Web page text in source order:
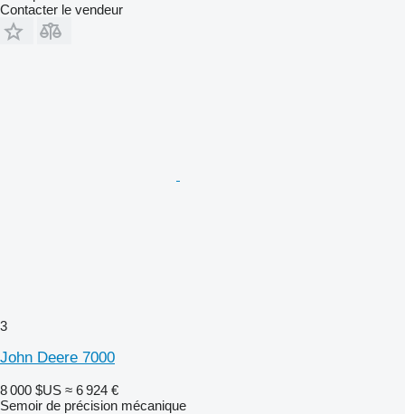
Contacter le vendeur
3
John Deere 7000
8 000 $US ≈ 6 924 €
Semoir de précision mécanique